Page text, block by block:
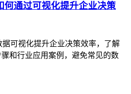
何通过可视化提升企业决策
据可视化提升企业决策效率，了解
和行业应用案例，避免常见的数